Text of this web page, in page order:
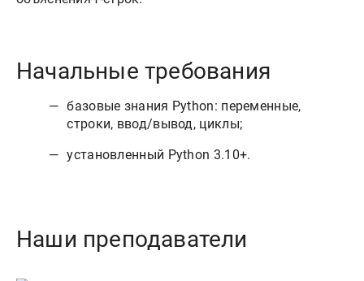
Начальные требования
базовые знания Python: переменные,
строки, ввод/вывод, циклы;
установленный Python 3.10+.
Наши преподаватели